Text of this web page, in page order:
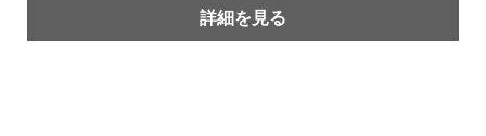
詳細を見る